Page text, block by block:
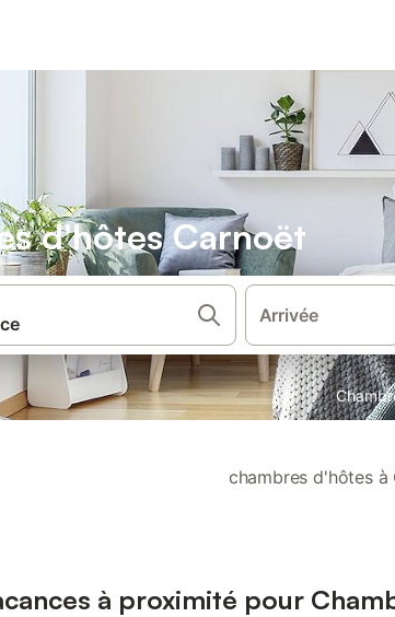
d'hôtes Carnoët
Arrivée
chambres d'hôtes à
à proximité pour